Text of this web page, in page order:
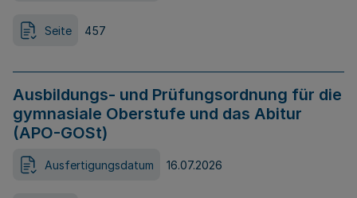
Seite 457
Ausbildungs- und Prüfungsordnung für die
gymnasiale Oberstufe und das Abitur
(APO-GOSt)
Ausfertigungsdatum 16.07.2026